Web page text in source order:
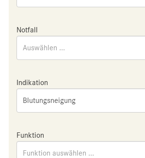
Notfall
Auswählen ...
Indikation
Blutungsneigung
Funktion
Funktion auswählen ...